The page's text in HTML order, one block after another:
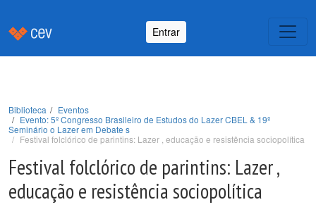
Entrar
Biblioteca
Eventos
Evento: 5º Congresso Brasileiro de Estudos do Lazer CBEL & 19º
Seminário o Lazer em Debate s
Festival folclórico de parintins: Lazer , educação e resistência sociopolítica
Festival folclórico de parintins: Lazer ,
educação e resistência sociopolítica